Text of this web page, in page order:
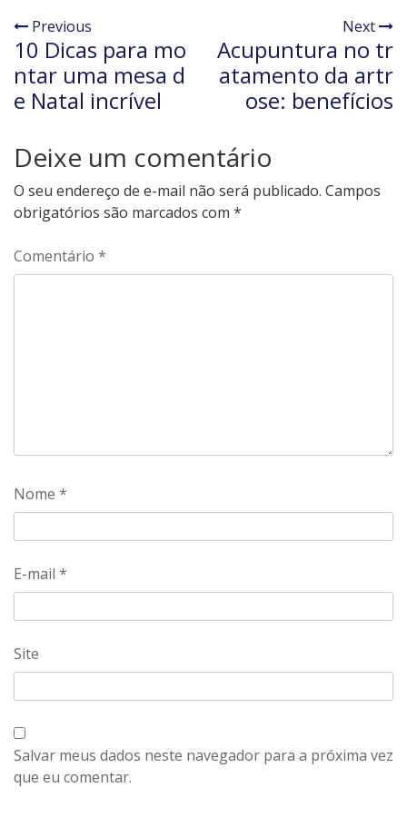
Previous
10 Dicas para mo
ntar uma mesa d
e Natal incrível
Next
Acupuntura no tr
atamento da artr
ose: benefícios
Deixe um comentário
O seu endereço de e-mail não será publicado. Campos
obrigatórios são marcados com *
Comentário *
Nome *
E-mail *
Site
Salvar meus dados neste navegador para a próxima vez
que eu comentar.